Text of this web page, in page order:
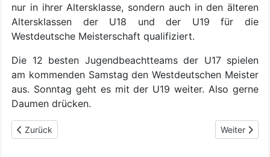
nur in ihrer Altersklasse, sondern auch in den älteren
Altersklassen der U18 und der U19 für die
Westdeutsche Meisterschaft qualifiziert.
Die 12 besten Jugendbeachtteams der U17 spielen
am kommenden Samstag den Westdeutschen Meister
aus. Sonntag geht es mit der U19 weiter. Also gerne
Daumen drücken.
Vorheriger Beitrag: TBO Youngster spielen perfekte
Zurück Nächster
Weiter